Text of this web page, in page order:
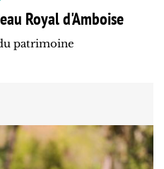
Royal d'Amboise
patrimoine